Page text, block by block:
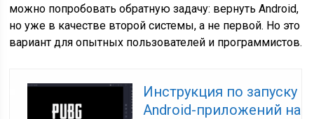
можно попробовать обратную задачу: вернуть Android,
но уже в качестве второй системы, а не первой. Но это
вариант для опытных пользователей и программистов.
Инструкция по запуску
Android-приложений на